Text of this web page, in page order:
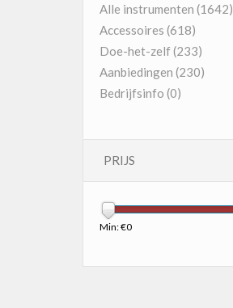
Alle instrumenten (1642)
Accessoires (618)
Doe-het-zelf(233)
Aanbiedingen (230)
Bedrijfsinfo (0)
PRIJS
Min: €0